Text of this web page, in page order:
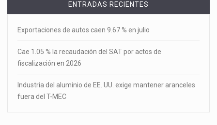
ENTRADAS RECIENTES
Exportaciones de autos caen 9.67 % en julio
Cae 1.05 % la recaudación del SAT por actos de
fiscalización en 2026
Industria del aluminio de EE. UU. exige mantener aranceles
fuera del T-MEC